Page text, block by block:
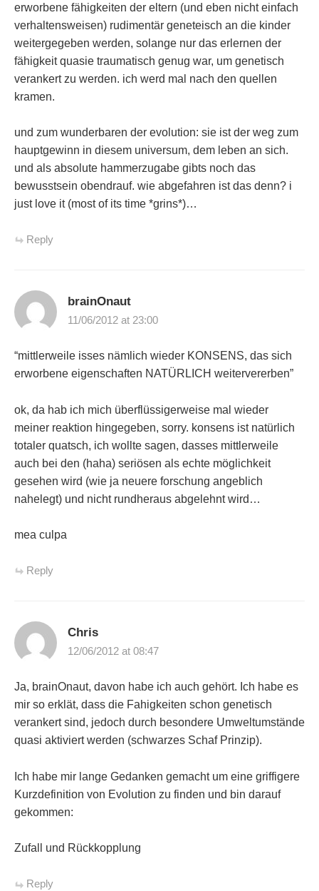
erworbene fähigkeiten der eltern (und eben nicht einfach
verhaltensweisen) rudimentär geneteisch an die kinder
weitergegeben werden, solange nur das erlernen der
fähigkeit quasie traumatisch genug war, um genetisch
verankert zu werden. ich werd mal nach den quellen
kramen.
und zum wunderbaren der evolution: sie ist der weg zum
hauptgewinn in diesem universum, dem leben an sich.
und als absolute hammerzugabe gibts noch das
bewusstsein obendrauf. wie abgefahren ist das denn? i
just love it (most of its time *grins*)…
Reply
brainOnaut
11/06/2012 at 23:00
“mittlerweile isses nämlich wieder KONSENS, das sich
erworbene eigenschaften NATÜRLICH weitervererben”
ok, da hab ich mich überflüssigerweise mal wieder
meiner reaktion hingegeben, sorry. konsens ist natürlich
totaler quatsch, ich wollte sagen, dasses mittlerweile
auch bei den (haha) seriösen als echte möglichkeit
gesehen wird (wie ja neuere forschung angeblich
nahelegt) und nicht rundheraus abgelehnt wird…
mea culpa
Reply
Chris
12/06/2012 at 08:47
Ja, brainOnaut, davon habe ich auch gehört. Ich habe es
mir so erklät, dass die Fahigkeiten schon genetisch
verankert sind, jedoch durch besondere Umweltumstände
quasi aktiviert werden (schwarzes Schaf Prinzip).
Ich habe mir lange Gedanken gemacht um eine griffigere
Kurzdefinition von Evolution zu finden und bin darauf
gekommen:
Zufall und Rückkopplung
Reply